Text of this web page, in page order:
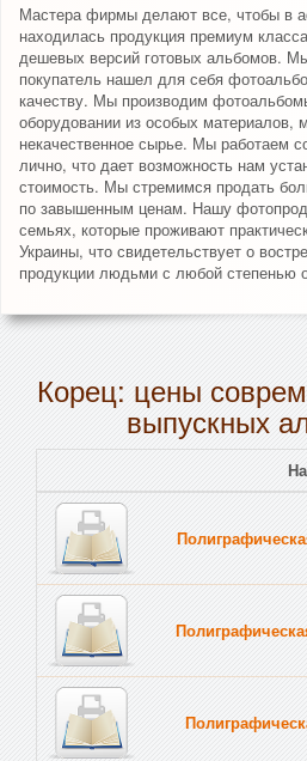
Мастера фирмы делают все, чтобы в
находилась продукция премиум
дешевых версий готовых альбомов.
покупатель нашел для себя
качеству. Мы производим
оборудовании из особых материалов,
некачественное сырье. Мы работаем
лично, что дает возможность нам
стоимость. Мы стремимся продать
по завышенным ценам. Нашу
семьях, которые проживают
Украины, что свидетельствует о
продукции людьми с любой степенью
Корец: цены
выпускных